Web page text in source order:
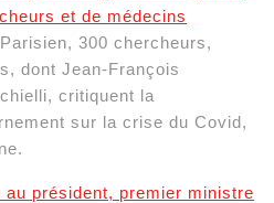
et de médecins
300 chercheurs,
dont Jean-François
critiquent la
sur la crise du Covid,
président, premier ministre